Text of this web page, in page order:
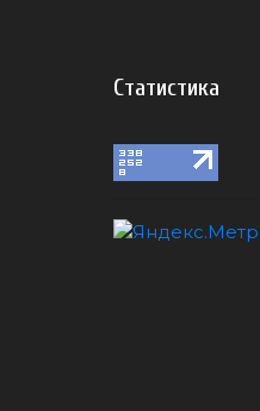
Статистика